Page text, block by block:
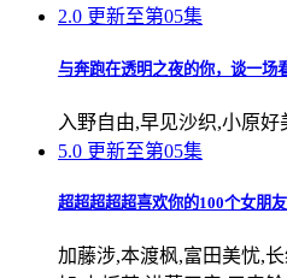
2.0 更新至第05集
与奔跑在透明之夜的你，谈一场
入野自由,早见沙织,小原好
5.0 更新至第05集
超超超超超喜欢你的100个女朋
加藤涉,本渡枫,富田美忧,